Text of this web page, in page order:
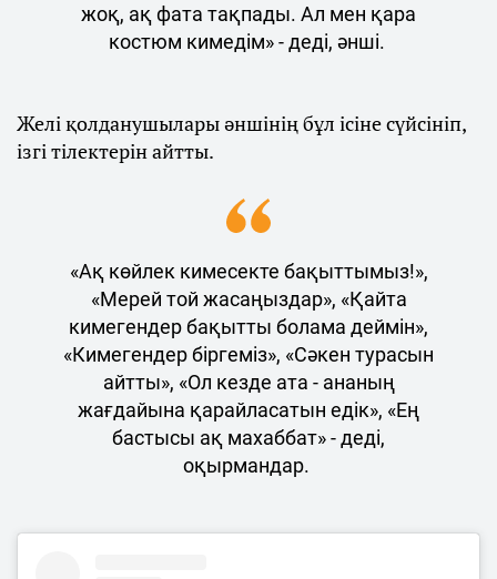
жоқ, ақ фата тақпады. Ал мен қара
костюм кимедім» - деді, әнші.
Желі қолданушылары әншінің бұл ісіне сүйсініп,
ізгі тілектерін айтты.
«Ақ көйлек кимесекте бақыттымыз!»,
«Мерей той жасаңыздар», «Қайта
кимегендер бақытты болама деймін»,
«Кимегендер біргеміз», «Сәкен турасын
айтты», «Ол кезде ата - ананың
жағдайына қарайласатын едік», «Ең
бастысы ақ махаббат» - деді,
оқырмандар.